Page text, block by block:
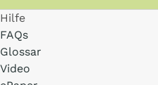
Hilfe
FAQs
Glossar
Video